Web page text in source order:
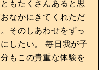
もたくさんあると思
なかにきてくれただ
そのしあわせをずっ
したい。 毎日我が子
もこの貴重な体験を